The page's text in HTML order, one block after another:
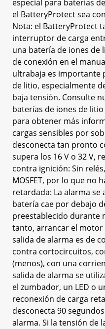
especial para baterías
el BatteryProtect sea
Nota: el BatteryProtect
interruptor de carga
una batería de iones de
de conexión en el
ultrabaja es importante
de litio, especialmente
baja tensión. Consulte
baterías de iones de litio
para obtener más
cargas sensibles por
desconecta tan pronto
supera los 16 V o 32 V,
contra ignición: Sin
MOSFET, por lo que no
retardada: La alarma se
batería cae por debajo
preestablecido durante
tanto, arrancar el motor
salida de alarma es de
contra cortocircuitos,
(menos), con una
salida de alarma se
el zumbador, un LED o
reconexión de carga
desconecta 90
alarma. Si la tensión de